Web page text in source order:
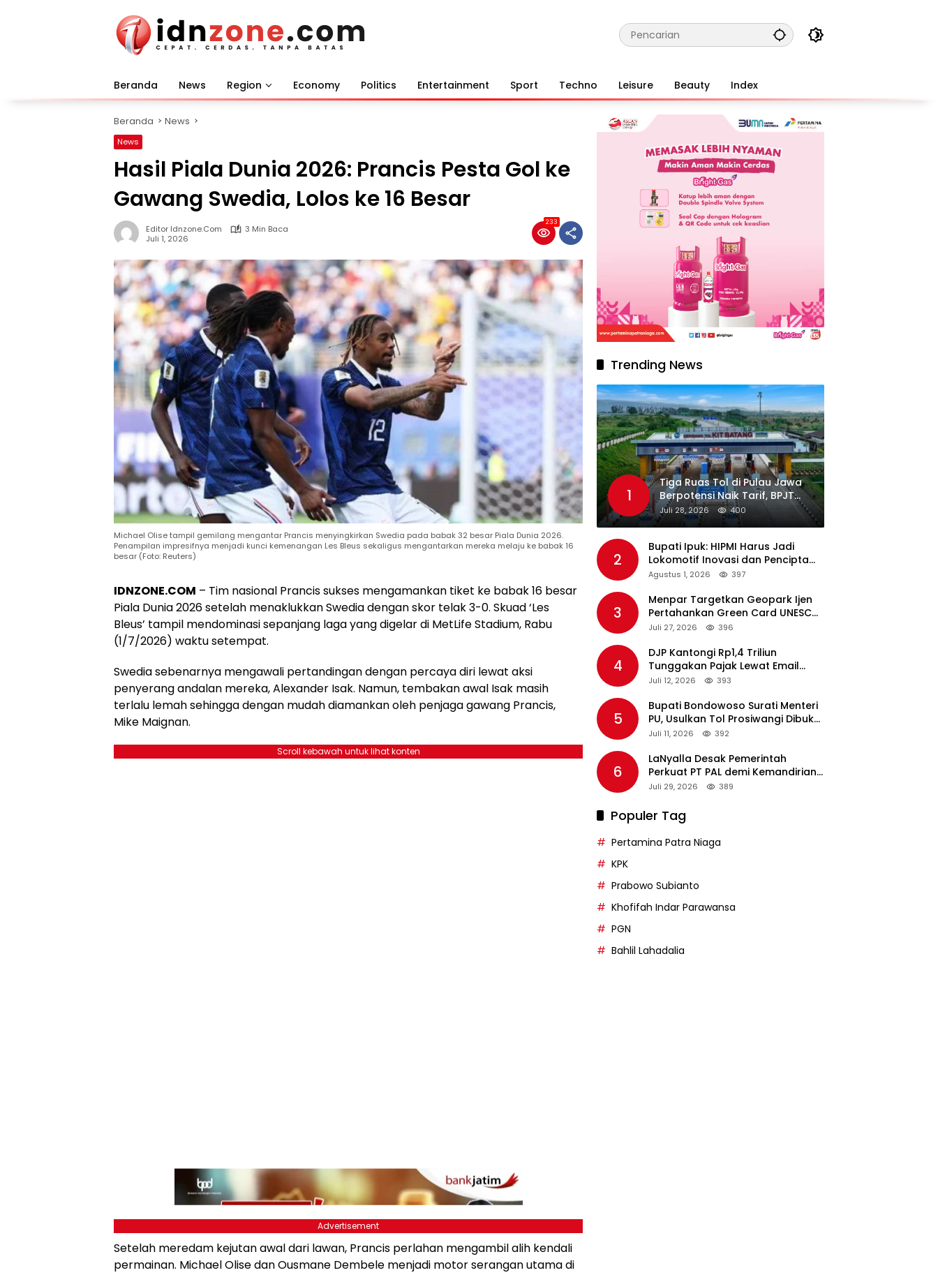
Beranda News Region Economy Politics Entertainment Sport Techno Leisure Beauty Index
Beranda News
News
Hasil Piala Dunia 2026: Prancis Pesta Gol ke
Gawang Swedia, Lolos ke 16 Besar
Editor Idnzone.com
3 Min Baca
Juli 1, 2026
233
Michael Olise tampil gemilang mengantar Prancis menyingkirkan Swedia pada babak 32 besar Piala Dunia 2026.
Penampilan impresifnya menjadi kunci kemenangan Les Bleus sekaligus mengantarkan mereka melaju ke babak 16
besar (Foto: Reuters)
IDNZONE.COM – Tim nasional Prancis sukses mengamankan tiket ke babak 16 besar
Piala Dunia 2026 setelah menaklukkan Swedia dengan skor telak 3-0. Skuad ‘Les
Bleus’ tampil mendominasi sepanjang laga yang digelar di MetLife Stadium, Rabu
(1/7/2026) waktu setempat.
Swedia sebenarnya mengawali pertandingan dengan percaya diri lewat aksi
penyerang andalan mereka, Alexander Isak. Namun, tembakan awal Isak masih
terlalu lemah sehingga dengan mudah diamankan oleh penjaga gawang Prancis,
Mike Maignan.
Scroll kebawah untuk lihat konten
Advertisement
Setelah meredam kejutan awal dari lawan, Prancis perlahan mengambil alih kendali
permainan. Michael Olise dan Ousmane Dembele menjadi motor serangan utama di
Trending News
1
Tiga Ruas Tol di Pulau Jawa
Berpotensi Naik Tarif, BPJT
Tunggu Hasil Evaluasi
Standar Pelayanan
Juli 28, 2026 400
2
Bupati Ipuk: HIPMI Harus Jadi
Lokomotif Inovasi dan Pencipta
Lapangan Kerja
Agustus 1, 2026 397
3
Menpar Targetkan Geopark Ijen
Pertahankan Green Card UNESCO
pada Revalidasi Agustus 2026
Juli 27, 2026 396
4
DJP Kantongi Rp1,4 Triliun
Tunggakan Pajak Lewat Email
Pengingat, Total Piutang Masih
Juli 12, 2026 393
5
Bupati Bondowoso Surati Menteri
PU, Usulkan Tol Prosiwangi Dibuka
Sementara
Juli 11, 2026 392
6
LaNyalla Desak Pemerintah
Perkuat PT PAL demi Kemandirian
Industri Pertahanan Maritim
Juli 29, 2026 389
Populer Tag
Pertamina Patra Niaga
KPK
Prabowo Subianto
Khofifah Indar Parawansa
PGN
Bahlil Lahadalia